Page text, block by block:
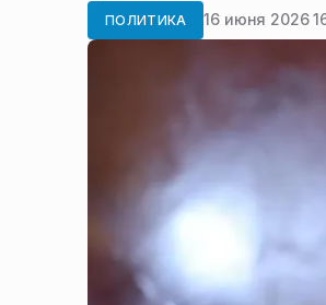
ПОЛИТИКА 16 июня 2026